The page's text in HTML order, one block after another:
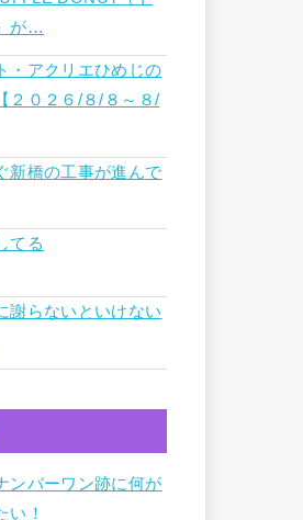
が…
・アクリエひめじの
２０２６/８/８～８/
新橋の工事が進んで
てる
謝らないといけない
ンバーワン跡に何が
い！